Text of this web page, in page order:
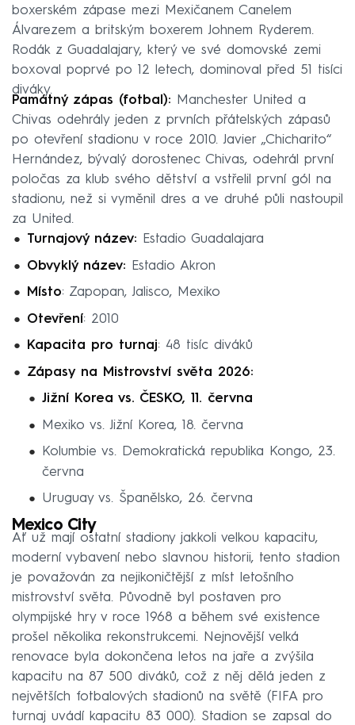
boxerském zápase mezi Mexičanem Canelem
Álvarezem a britským boxerem Johnem Ryderem.
Rodák z Guadalajary, který ve své domovské zemi
boxoval poprvé po 12 letech, dominoval před 51 tisíci
diváky.
Památný zápas (fotbal): Manchester United a
Chivas odehrály jeden z prvních přátelských zápasů
po otevření stadionu v roce 2010. Javier „Chicharito“
Hernández, bývalý dorostenec Chivas, odehrál první
poločas za klub svého dětství a vstřelil první gól na
stadionu, než si vyměnil dres a ve druhé půli nastoupil
za United.
Turnajový název:
Estadio Guadalajara
Obvyklý název:
Estadio Akron
Místo: Zapopan, Jalisco, Mexiko
Otevření: 2010
Kapacita pro turnaj: 48 tisíc diváků
Zápasy na Mistrovství světa 2026:
Jižní Korea vs. ČESKO, 11. června
Mexiko vs. Jižní Korea, 18. června
Kolumbie vs. Demokratická republika Kongo, 23.
června
Uruguay vs. Španělsko, 26. června
Mexico City
Ať už mají ostatní stadiony jakkoli velkou kapacitu,
moderní vybavení nebo slavnou historii, tento stadion
je považován za nejikoničtější z míst letošního
mistrovství světa. Původně byl postaven pro
olympijské hry v roce 1968 a během své existence
prošel několika rekonstrukcemi. Nejnovější velká
renovace byla dokončena letos na jaře a zvýšila
kapacitu na 87 500 diváků, což z něj dělá jeden z
největších fotbalových stadionů na světě (FIFA pro
turnaj uvádí kapacitu 83 000). Stadion se zapsal do